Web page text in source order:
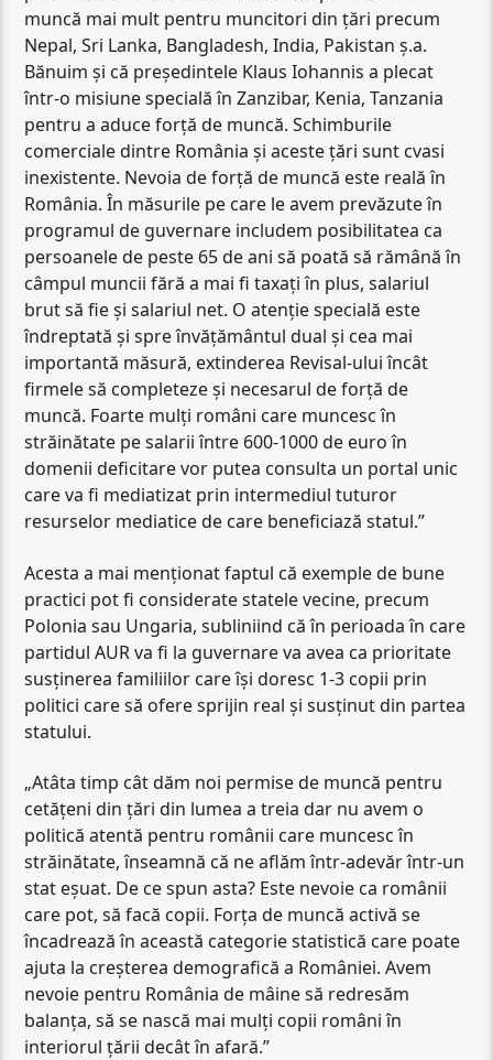
muncă mai mult pentru muncitori din țări precum
Nepal, Sri Lanka, Bangladesh, India, Pakistan ș.a.
Bănuim și că președintele Klaus Iohannis a plecat
într-o misiune specială în Zanzibar, Kenia, Tanzania
pentru a aduce forță de muncă. Schimburile
comerciale dintre România și aceste țări sunt cvasi
inexistente. Nevoia de forță de muncă este reală în
România. În măsurile pe care le avem prevăzute în
programul de guvernare includem posibilitatea ca
persoanele de peste 65 de ani să poată să rămână în
câmpul muncii fără a mai fi taxați în plus, salariul
brut să fie și salariul net. O atenție specială este
îndreptată și spre învățământul dual și cea mai
importantă măsură, extinderea Revisal-ului încât
firmele să completeze și necesarul de forță de
muncă. Foarte mulți români care muncesc în
străinătate pe salarii între 600-1000 de euro în
domenii deficitare vor putea consulta un portal unic
care va fi mediatizat prin intermediul tuturor
resurselor mediatice de care beneficiază statul.”
Acesta a mai menționat faptul că exemple de bune
practici pot fi considerate statele vecine, precum
Polonia sau Ungaria, subliniind că în perioada în care
partidul AUR va fi la guvernare va avea ca prioritate
susținerea familiilor care își doresc 1-3 copii prin
politici care să ofere sprijin real și susținut din partea
statului.
„Atâta timp cât dăm noi permise de muncă pentru
cetățeni din țări din lumea a treia dar nu avem o
politică atentă pentru românii care muncesc în
străinătate, înseamnă că ne aflăm într-adevăr într-un
stat eșuat. De ce spun asta? Este nevoie ca românii
care pot, să facă copii. Forța de muncă activă se
încadrează în această categorie statistică care poate
ajuta la creșterea demografică a României. Avem
nevoie pentru România de mâine să redresăm
balanța, să se nască mai mulți copii români în
interiorul țării decât în afară.”